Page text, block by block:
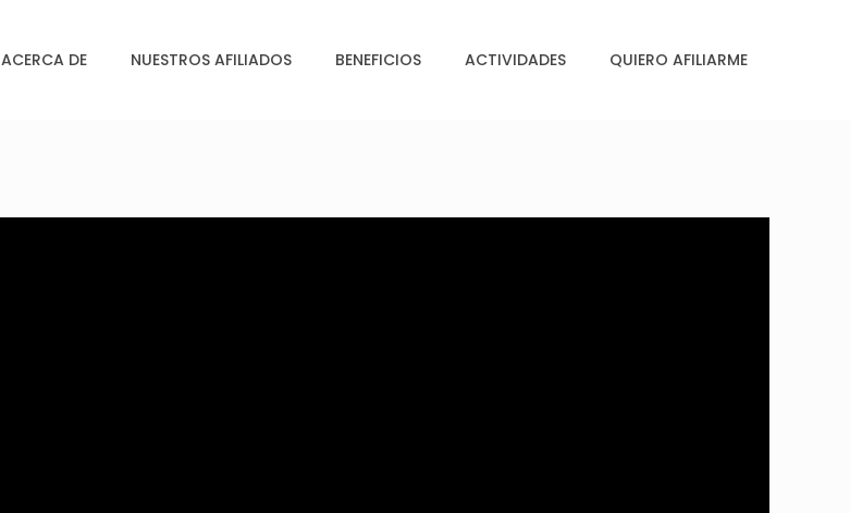
ACERCA DE NUESTROS AFILIADOS BENEFICIOS ACTIVIDADES QUIERO AFILIARME